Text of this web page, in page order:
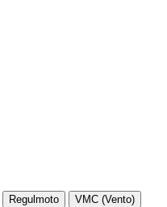
Regulmoto VMC (Vento)